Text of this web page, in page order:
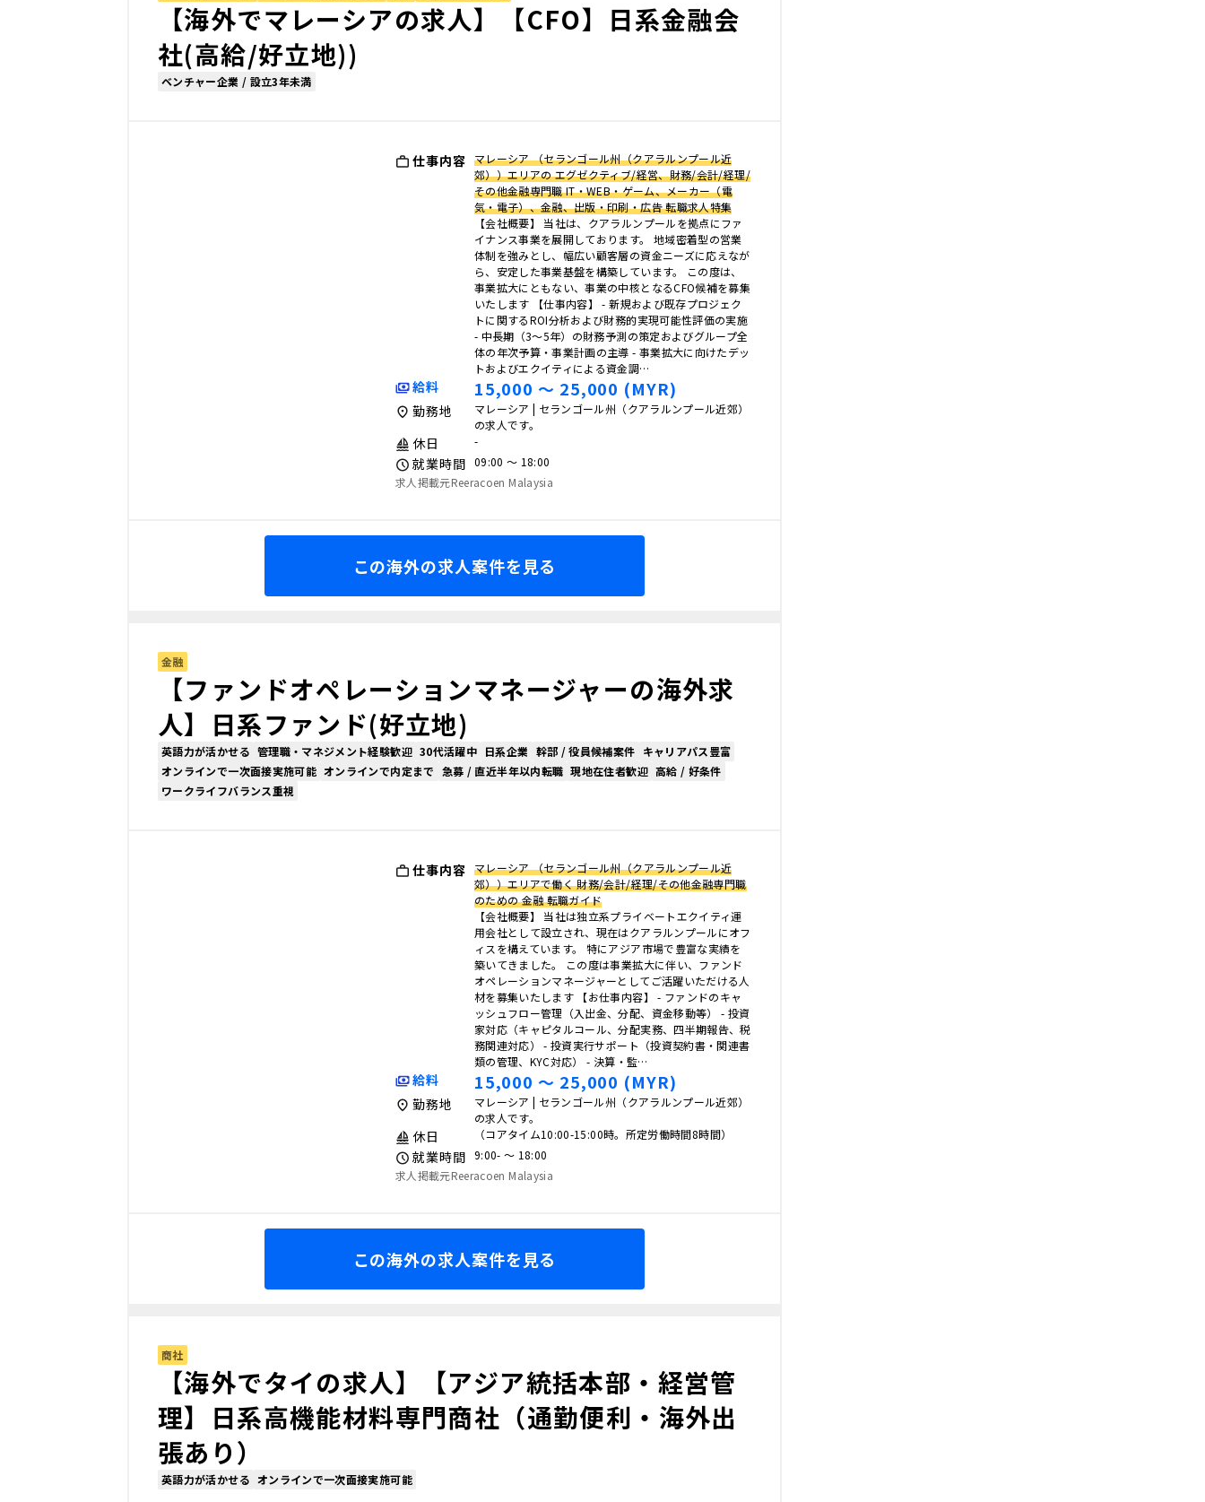
【海外でマレーシアの求人】【CFO】日系金融会
社(高給/好立地))
ベンチャー企業 / 設立3年未満
仕事内容 マレーシア （セランゴール州（クアラルンプール近
郊））エリアの エグゼクティブ/経営、財務/会計/経理/
その他金融専門職 IT・WEB・ゲーム、メーカー（電
気・電子）、金融、出版・印刷・広告 転職求人特集
【会社概要】 当社は、クアラルンプールを拠点にファ
イナンス事業を展開しております。 地域密着型の営業
体制を強みとし、幅広い顧客層の資金ニーズに応えなが
ら、安定した事業基盤を構築しています。 この度は、
事業拡大にともない、事業の中核となるCFO候補を募集
いたします 【仕事内容】 - 新規および既存プロジェク
トに関するROI分析および財務的実現可能性評価の実施
- 中長期（3〜5年）の財務予測の策定およびグループ全
体の年次予算・事業計画の主導 - 事業拡大に向けたデッ
トおよびエクイティによる資金調…
給料 15,000 〜 25,000 (MYR)
勤務地
マレーシア | セランゴール州（クアラルンプール近郊）
の求人です。
休日 -
就業時間 09:00 〜 18:00
求人掲載元Reeracoen Malaysia
この海外の求人案件を見る
金融
【ファンドオペレーションマネージャーの海外求
人】日系ファンド(好立地)
英語力が活かせる 管理職・マネジメント経験歓迎 30代活躍中 日系企業 幹部 / 役員候補案件 キャリアパス豊富
オンラインで一次面接実施可能 オンラインで内定まで 急募 / 直近半年以内転職 現地在住者歓迎 高給 / 好条件
ワークライフバランス重視
仕事内容 マレーシア （セランゴール州（クアラルンプール近
郊））エリアで働く 財務/会計/経理/その他金融専門職
のための 金融 転職ガイド
【会社概要】 当社は独立系プライベートエクイティ運
用会社として設立され、現在はクアラルンプールにオフ
ィスを構えています。 特にアジア市場で豊富な実績を
築いてきました。 この度は事業拡大に伴い、ファンド
オペレーションマネージャーとしてご活躍いただける人
材を募集いたします 【お仕事内容】 - ファンドのキャ
ッシュフロー管理（入出金、分配、資金移動等） - 投資
家対応（キャピタルコール、分配実務、四半期報告、税
務関連対応） - 投資実行サポート（投資契約書・関連書
類の管理、KYC対応） - 決算・監…
給料 15,000 〜 25,000 (MYR)
勤務地
マレーシア | セランゴール州（クアラルンプール近郊）
の求人です。
休日 （コアタイム10:00-15:00時。所定労働時間8時間）
就業時間 9:00- 〜 18:00
求人掲載元Reeracoen Malaysia
この海外の求人案件を見る
商社
【海外でタイの求人】【アジア統括本部・経営管
理】日系高機能材料専門商社（通勤便利・海外出
張あり）
英語力が活かせる オンラインで一次面接実施可能